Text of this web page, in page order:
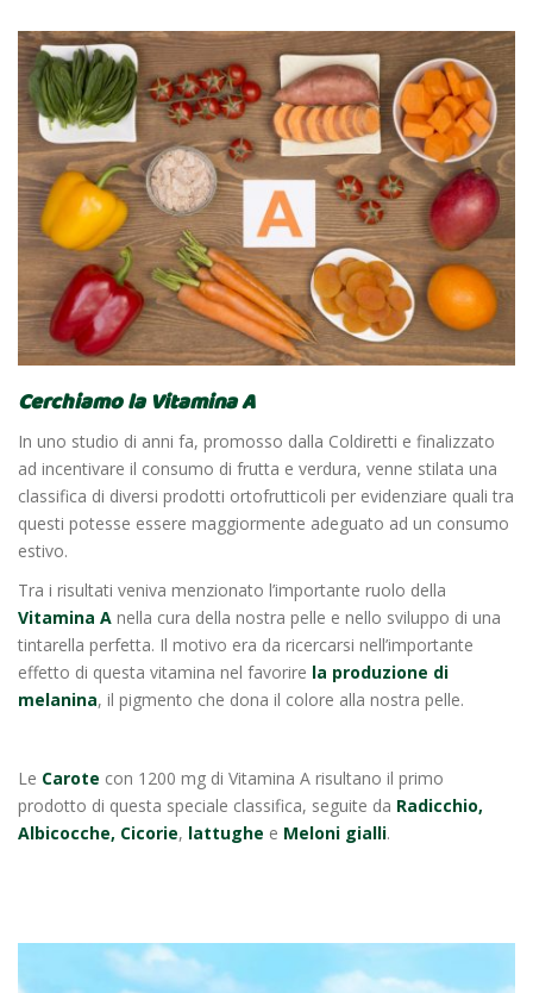
Cerchiamo la Vitamina A
In uno studio di anni fa, promosso dalla Coldiretti e finalizzato
ad incentivare il consumo di frutta e verdura, venne stilata una
classifica di diversi prodotti ortofrutticoli per evidenziare quali tra
questi potesse essere maggiormente adeguato ad un consumo
estivo.
Tra i risultati veniva menzionato l’importante ruolo della
Vitamina A nella cura della nostra pelle e nello sviluppo di una
tintarella perfetta. Il motivo era da ricercarsi nell’importante
effetto di questa vitamina nel favorire la produzione di
melanina, il pigmento che dona il colore alla nostra pelle.
Le Carote con 1200 mg di Vitamina A risultano il primo
prodotto di questa speciale classifica, seguite da Radicchio,
Albicocche, Cicorie, lattughe e Meloni gialli.